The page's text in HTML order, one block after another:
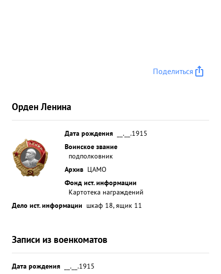
Поделиться
Орден Ленина
Дата рождения
__.__.1915
Воинское звание
подполковник
Архив ЦАМО
Фонд ист. информации
Картотека награждений
Дело ист. информации шкаф 18, ящик 11
Записи из военкоматов
Дата рождения
__.__.1915